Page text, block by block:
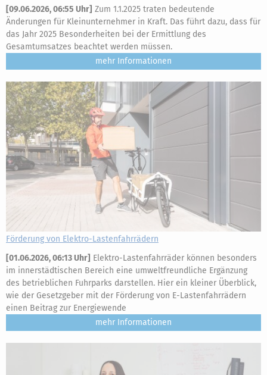
[09.06.2026, 06:55 Uhr] Zum 1.1.2025 traten bedeutende
Änderungen für Kleinunternehmer in Kraft. Das führt dazu, dass für
das Jahr 2025 Besonderheiten bei der Ermittlung des
Gesamtumsatzes beachtet werden müssen.
mehr
Förderung von Elektro-Lastenfahrrädern
[01.06.2026, 06:13 Uhr] Elektro-Lastenfahrräder können besonders
im innerstädtischen Bereich eine umweltfreundliche Ergänzung
des betrieblichen Fuhrparks darstellen. Hier ein kleiner Überblick,
wie der Gesetzgeber mit der Förderung von E-Lastenfahrrädern
einen Beitrag zur Energiewende
mehr